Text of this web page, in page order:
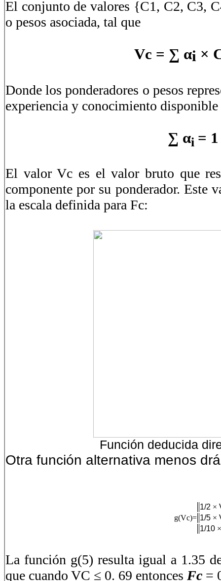
El conjunto de valores {C1, C2, C3,
o pesos asociada, tal que
Vc = ∑ αi ×
Donde los ponderadores o pesos
experiencia y conocimiento disponible
∑ αi =
El valor Vc es el valor bruto que
componente por su ponderador.
la escala definida para Fc:
Función deducida
Otra función alternativa menos
1/2 ×
g(Vc)= 1/5 ×
1/10
La función g(5) resulta igual a 1.35
que cuando VC ≤ 0. 69 entonces Fc =